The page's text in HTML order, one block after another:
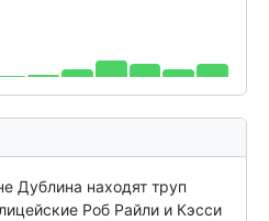
Дублина находят труп
Роб Райли и Кэсси